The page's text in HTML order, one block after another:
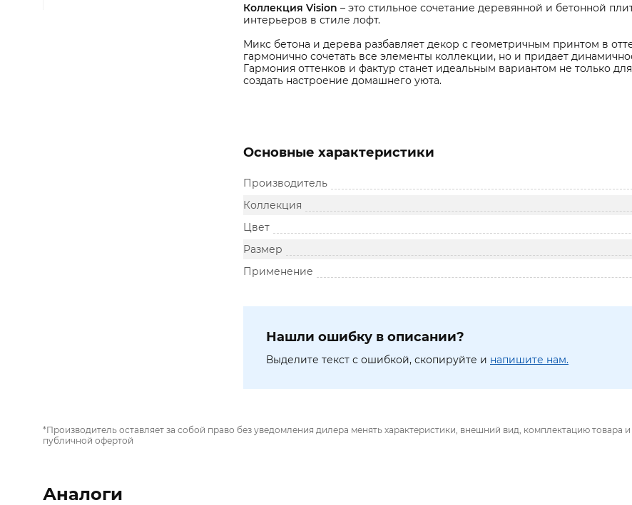
Коллекция Vision – это стильное сочетание деревянной и бетонной
интерьеров в стиле лофт.
Микс бетона и дерева разбавляет декор с геометричным принтом в
гармонично сочетать все элементы коллекции, но и придает
Гармония оттенков и фактур станет идеальным вариантом не только
создать настроение домашнего уюта.
Основные характеристики
Производитель
Коллекция
Цвет
Размер
Применение
Нашли ошибку в описании?
Выделите текст с ошибкой, скопируйте и напишите нам.
*Производитель оставляет за собой право без уведомления дилера менять характеристики, внешний вид, комплектацию товара
публичной офертой
Аналоги